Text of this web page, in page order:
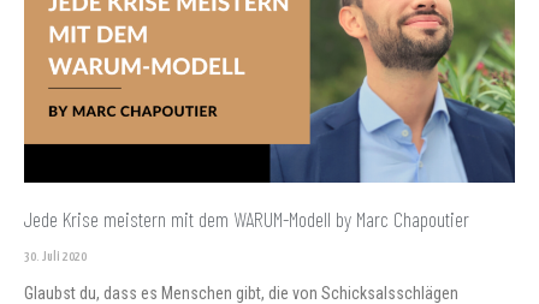
Jede Krise meistern mit dem WARUM-Modell by Marc Chapoutier
30. Juli 2020
Glaubst du, dass es Menschen gibt, die von Schicksalsschlägen